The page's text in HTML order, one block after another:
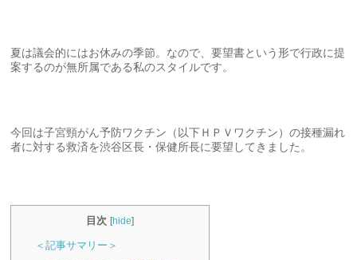
夏は議会的にはお休みの季節。なので、要望書という形で行政に提
案するのが無所属である私のスタイルです。
今回は子宮頸がん予防ワクチン（以下ＨＰＶワクチン）の接種漏れ
者に対する救済を渋谷区長・保健所長に要望してきました。
目次 [hide]
＜記事サマリー＞